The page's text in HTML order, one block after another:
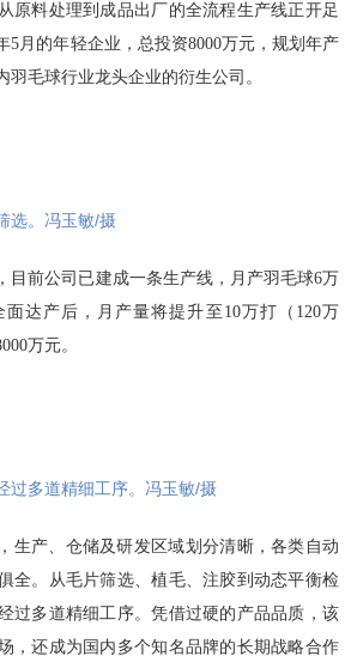
原料处理到成品出厂的全流程生产线正开足
5月的年轻企业，总投资8000万元，规划年产
羽毛球行业龙头企业的衍生公司。
选。冯玉敏/摄
目前公司已建成一条生产线，月产羽毛球6万
达产后，月产量将提升至10万打（120万
万元。
过多道精细工序。冯玉敏/摄
生产、仓储及研发区域划分清晰，各类自动
全。从毛片筛选、植毛、注胶到动态平衡检
过多道精细工序。凭借过硬的产品品质，该
，还成为国内多个知名品牌的长期战略合作